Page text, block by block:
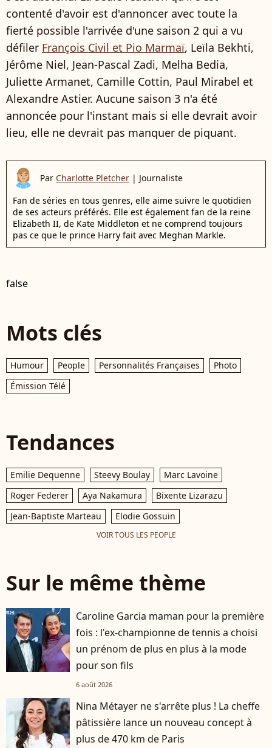
contenté d'avoir est d'annoncer avec toute la
fierté possible l'arrivée d'une saison 2 qui a vu
défiler François Civil et Pio Marmaï, Leïla Bekhti,
Jérôme Niel, Jean-Pascal Zadi, Melha Bedia,
Juliette Armanet, Camille Cottin, Paul Mirabel et
Alexandre Astier. Aucune saison 3 n'a été
annoncée pour l'instant mais si elle devrait avoir
lieu, elle ne devrait pas manquer de piquant.
Par Charlotte Pletcher | Journaliste
Fan de séries en tous genres, elle aime suivre le quotidien
de ses acteurs préférés. Elle est également fan de la reine
Elizabeth II, de Kate Middleton et ne comprend toujours
pas ce que le prince Harry fait avec Meghan Markle.
false
Mots clés
Humour People Personnalités Françaises
Photo
Émission Télé
Tendances
Emilie Dequenne Steevy Boulay
Marc Lavoine
Roger Federer
Aya Nakamura
Bixente Lizarazu
Jean-Baptiste Marteau
Elodie Gossuin
VOIR TOUS LES PEOPLE
Sur le même thème
Caroline Garcia maman pour la première
fois : l'ex-championne de tennis a choisi
un prénom de plus en plus à la mode
pour son fils
6 août 2026
Nina Métayer ne s'arrête plus ! La cheffe
pâtissière lance un nouveau concept à
plus de 470 km de Paris